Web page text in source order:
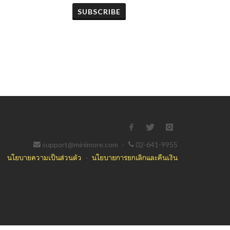
SUBSCRIBE
support@minimore.com ·
02-641-9955
นโยบายความเป็นส่วนตัว · นโยบายการยกเลิกและคืนเงิน